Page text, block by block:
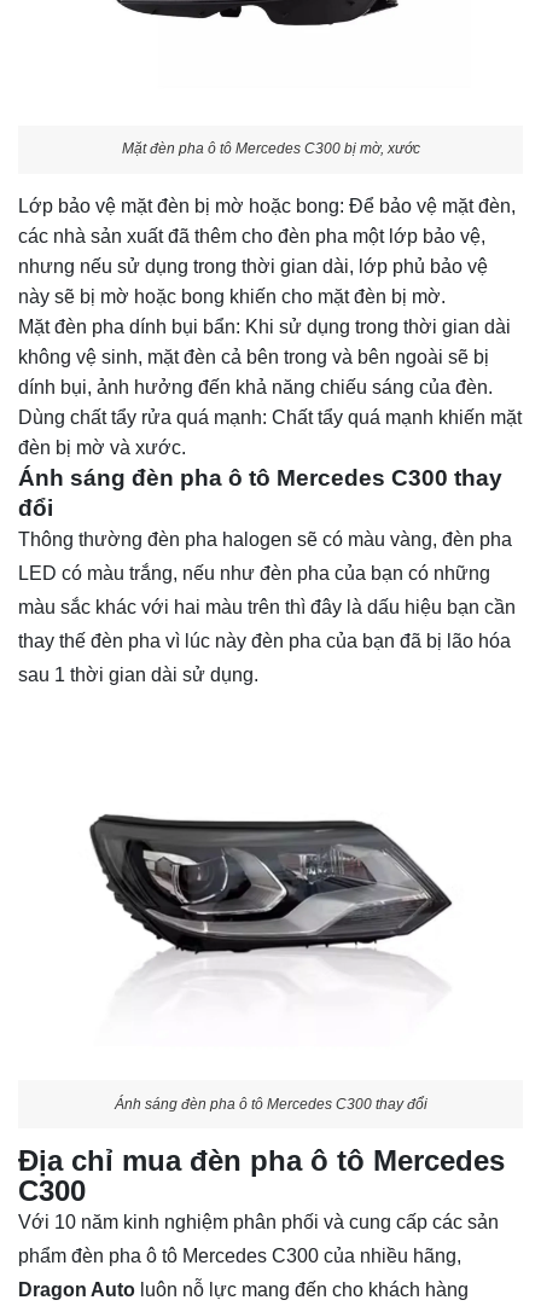
Mặt đèn pha ô tô Mercedes C300 bị mờ, xước
Lớp bảo vệ mặt đèn bị mờ hoặc bong: Để bảo vệ mặt đèn,
các nhà sản xuất đã thêm cho đèn pha một lớp bảo vệ,
nhưng nếu sử dụng trong thời gian dài, lớp phủ bảo vệ
này sẽ bị mờ hoặc bong khiến cho mặt đèn bị mờ.
Mặt đèn pha dính bụi bẩn: Khi sử dụng trong thời gian dài
không vệ sinh, mặt đèn cả bên trong và bên ngoài sẽ bị
dính bụi, ảnh hưởng đến khả năng chiếu sáng của đèn.
Dùng chất tẩy rửa quá mạnh: Chất tẩy quá mạnh khiến mặt
đèn bị mờ và xước.
Ánh sáng đèn pha ô tô Mercedes C300 thay
đổi
Thông thường đèn pha halogen sẽ có màu vàng, đèn pha
LED có màu trắng, nếu như đèn pha của bạn có những
màu sắc khác với hai màu trên thì đây là dấu hiệu bạn cần
thay thế đèn pha vì lúc này đèn pha của bạn đã bị lão hóa
sau 1 thời gian dài sử dụng.
Ánh sáng đèn pha ô tô Mercedes C300 thay đổi
Địa chỉ mua đèn pha ô tô Mercedes
C300
Với 10 năm kinh nghiệm phân phối và cung cấp các sản
phẩm đèn pha ô tô Mercedes C300 của nhiều hãng,
Dragon Auto luôn nỗ lực mang đến cho khách hàng